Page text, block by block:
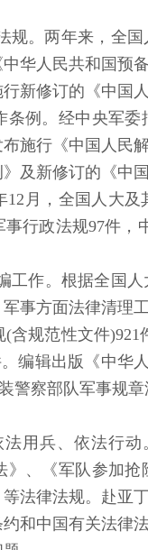
。两年来，全
华人民共和国预
新修订的《中国
条例。经中央军
布施行《中国人
及新修订的《中
12月，全国人大
行政法规97件
作。根据全国人
事方面法律清理
含规范性文件
编辑出版《中华
警察部队军事规
用兵、依法行动
、《军队参加
等法律法规。赴
和中国有关法律